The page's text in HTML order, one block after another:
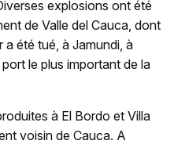
explosions ont été
de Valle del Cauca, dont
a été tué, à Jamundi, à
le plus important de la
à El Bordo et Villa
voisin de Cauca. A